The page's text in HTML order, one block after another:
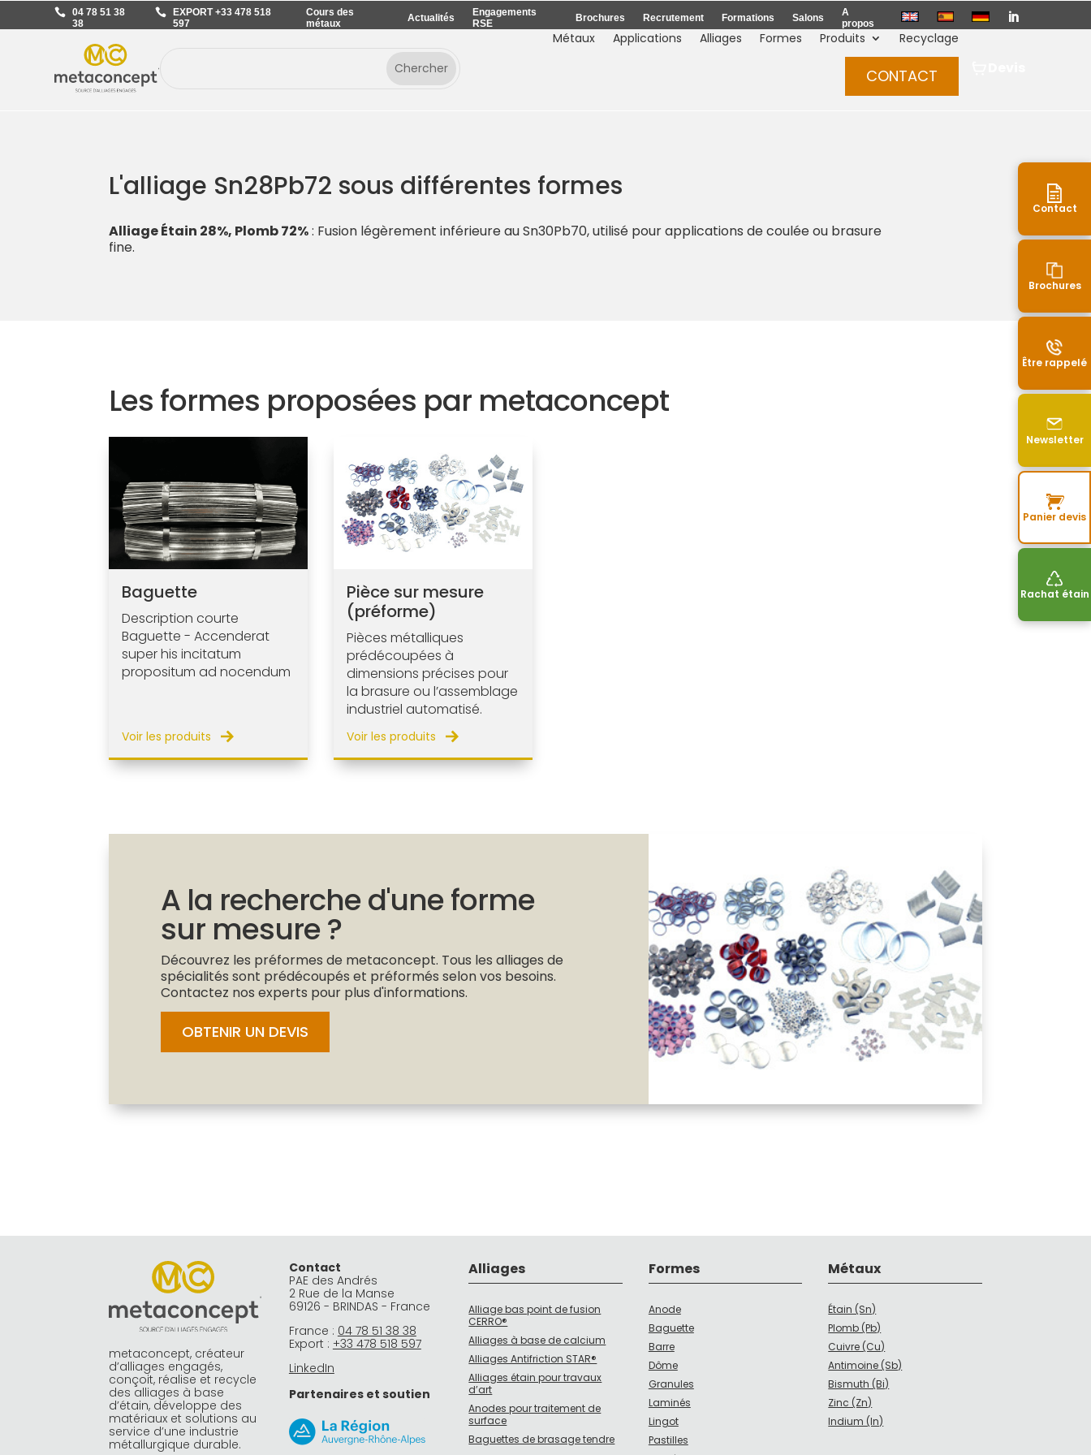
04 78 51 38
38
EXPORT +33 478 518
597
Cours des
métaux
Actualités
Engagements
RSE
Brochures Recrutement Formations Salons
A
propos

Métaux Applications Alliages Formes Produits Recyclage
CONTACT
L'alliage Sn28Pb72 sous différentes formes
Alliage Étain 28%, Plomb 72%: Fusion légèrement inférieure au Sn30Pb70, utilisé pour applications de coulée ou brasure
fine.
Les formes proposées par metaconcept
Baguette
Description courte
Baguette - Accenderat
super his incitatum
propositum ad nocendum
Voir les produits
Pièce sur mesure
(préforme)
Pièces métalliques
prédécoupées à
dimensions précises pour
la brasure ou l’assemblage
industriel automatisé.
Voir les produits
A la recherche d'une forme
sur mesure ?
Découvrez les préformes de metaconcept. Tous les alliages de
spécialités sont prédécoupés et préformés selon vos besoins.
Contactez nos experts pour plus d'informations.
OBTENIR UN DEVIS
metaconcept, créateur
d’alliages engagés,
conçoit, réalise et recycle
des alliages à base
d’étain, développe des
matériaux et solutions au
service d’une industrie
métallurgique durable.
Contact
PAE des Andrés
2 Rue de la Manse
69126 - BRINDAS - France
France : 04 78 51 38 38
Export : +33 478 518 597
LinkedIn
Partenaires et soutien
Alliages
Alliage bas point de fusion
CERRO®
Alliages à base de calcium
Alliages Antifriction STAR®
Alliages étain pour travaux
d’art
Anodes pour traitement de
surface
Baguettes de brasage tendre
Formes
Anode
Baguette
Barre
Dôme
Granules
Laminés
Lingot
Pastilles
Métaux
Étain (Sn)
Plomb (Pb)
Cuivre (Cu)
Antimoine (Sb)
Bismuth (Bi)
Zinc (Zn)
Indium (In)
Contact
Brochures
Être rappelé
Newsletter
Panier devis
Rachat étain